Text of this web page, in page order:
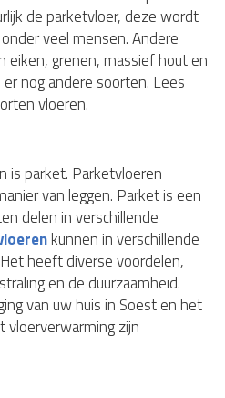
de parketvloer, deze wordt
veel mensen. Andere
eiken, grenen, massief hout en
nog andere soorten. Lees
vloeren.
is parket. Parketvloeren
van leggen. Parket is een
delen in verschillende
kunnen in verschillende
heeft diverse voordelen,
en de duurzaamheid.
van uw huis in Soest en het
vloerverwarming zijn